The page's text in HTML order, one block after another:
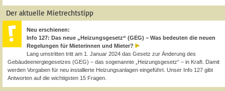
Der aktuelle Mietrechtstipp
Neu erschienen:
Info 127: Das neue „Heizungsgesetz“ (GEG) – Was bedeuten die neuen
Regelungen für Mieterinnen und Mieter?
Lang umstritten tritt am 1. Januar 2024 das Gesetz zur Änderung des
Gebäudeenergiegesetzes (GEG) – das sogenannte „Heizungsgesetz“ – in Kraft. Damit
werden Vorgaben für neu installierte Heizungsanlagen eingeführt. Unser Info 127 gibt
Antworten auf die wichtigsten 15 Fragen.